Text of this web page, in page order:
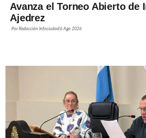
Avanza el Torneo Abierto de
Ajedrez
PorRedacción Infociudad6 Ago 2026